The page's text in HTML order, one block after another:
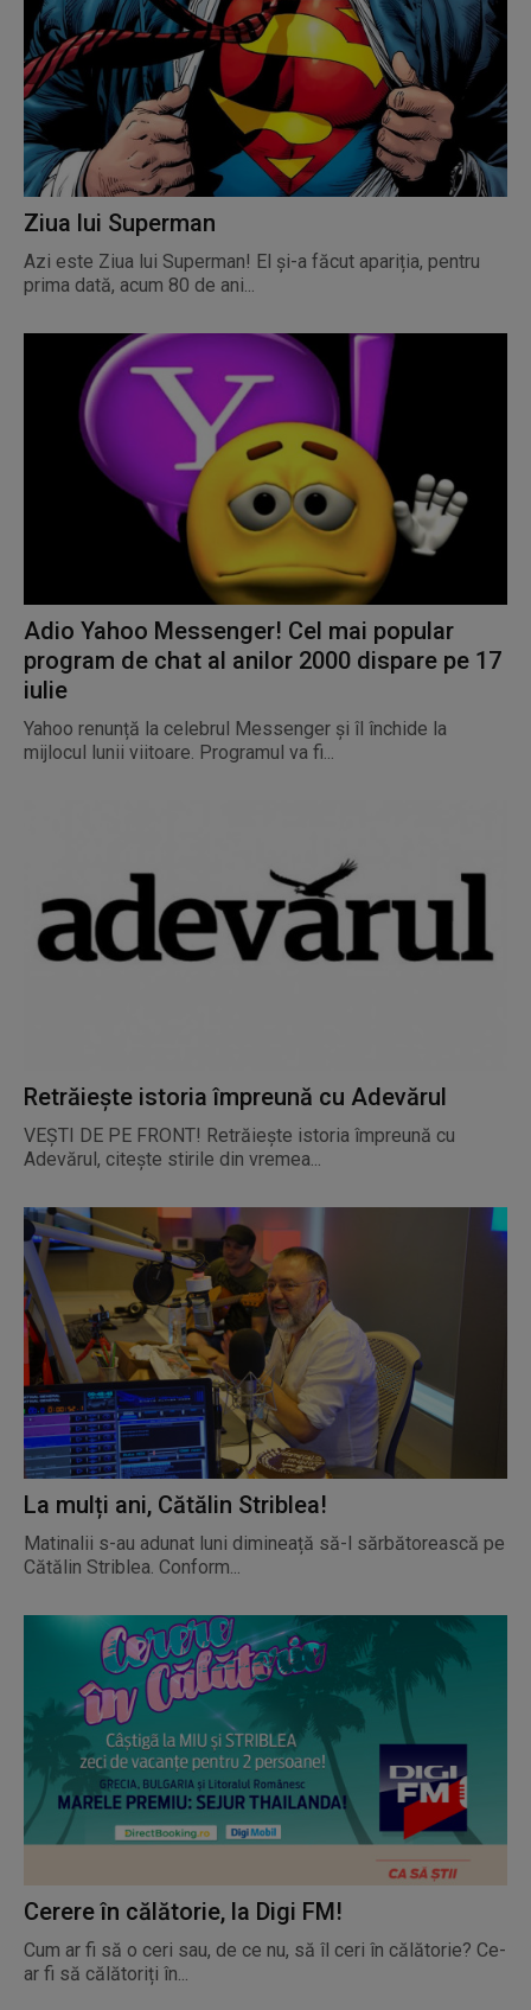
Ziua lui Superman
Azi este Ziua lui Superman! El și-a făcut apariția, pentru
prima dată, acum 80 de ani...
Adio Yahoo Messenger! Cel mai popular
program de chat al anilor 2000 dispare pe 17
iulie
Yahoo renunță la celebrul Messenger și îl închide la
mijlocul lunii viitoare. Programul va fi...
Retrăiește istoria împreună cu Adevărul
VEȘTI DE PE FRONT! Retrăiește istoria împreună cu
Adevărul, citește stirile din vremea...
La mulți ani, Cătălin Striblea!
Matinalii s-au adunat luni dimineață să-l sărbătorească pe
Cătălin Striblea. Conform...
Cerere în călătorie, la Digi FM!
Cum ar fi să o ceri sau, de ce nu, să îl ceri în călătorie? Ce-
ar fi să călătoriți în...